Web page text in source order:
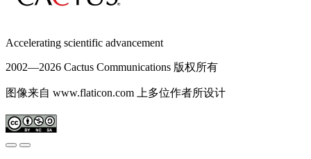
Accelerating scientific advancement
2002—2026 Cactus Communications 版权所有
图像来自 www.flaticon.com 上多位作者所设计